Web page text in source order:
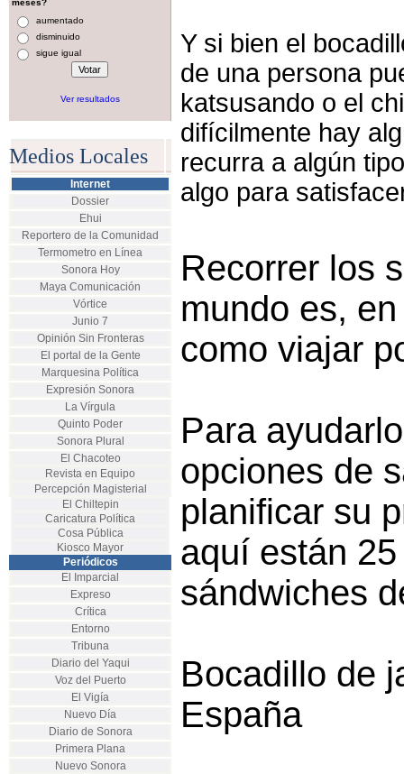
meses?
aumentado
disminuido
sigue igual
Ver resultados
Medios Locales
Internet
Dossier
Ehui
Reportero de la Comunidad
Termometro en Línea
Sonora Hoy
Maya Comunicación
Vórtice
Junio 7
Opinión Sin Fronteras
El portal de la Gente
Marquesina Política
Expresión Sonora
La Vírgula
Quinto Poder
Sonora Plural
El Chacoteo
Revista en Equipo
Percepción Magisterial
El Chiltepin
Caricatura Política
Cosa Pública
Kiosco Mayor
Periódicos
El Imparcial
Expreso
Crítica
Entorno
Tribuna
Diario del Yaqui
Voz del Puerto
El Vigía
Nuevo Día
Diario de Sonora
Primera Plana
Nuevo Sonora
Y si bien el
de una persona
katsusando o el
difícilmente hay
recurra a algún
algo para
Recorrer los
mundo es,
como viajar
Para
opciones de
planificar su
aquí están
sándwiches
Bocadillo de
España